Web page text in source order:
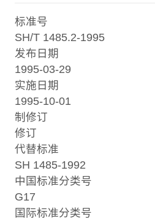
标准号
SH/T 1485.2-1995
发布日期
1995-03-29
实施日期
1995-10-01
制修订
修订
代替标准
SH 1485-1992
中国标准分类号
G17
国际标准分类号